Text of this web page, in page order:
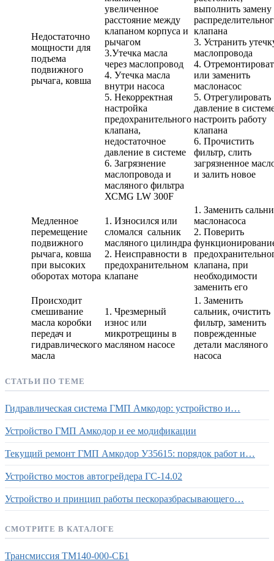
Недостаточно
мощности для
подъема
подвижного
рычага, ковша
увеличенное
расстояние между
клапаном корпуса и
рычагом
3.Утечка масла
через маслопровод
4. Утечка масла
внутри насоса
5. Некорректная
настройка
предохранительного
клапана,
недостаточное
давление в системе
6. Загрязнение
маслопровода и
масляного фильтра
ХСМG LW 300F
выполнить замену
клапана
3. Устранить
маслопровода
4.
или заменить
маслонасос
5. Отрегулировать
давление в
настроить работу
клапана
6. Прочистить
фильтр, слить
загрязненное
и залить новое
Медленное
перемещение
подвижного
рычага, ковша
при высоких
оборотах мотора
1. Износился или
сломался сальник
масляного цилиндра
2. Неисправности в
предохранительном
клапане
1. Заменить
маслонасоса
2. Поверить
клапана, при
необходимости
заменить его
Происходит
смешивание
масла коробки
передач и
гидравлического
масла
1. Чрезмерный
износ или
микротрещины в
масляном насосе
1. Заменить
сальник, очистить
фильтр, заменить
поврежденные
детали масляного
насоса
СТАТЬИ ПО ТЕМЕ
Гидравлическая система ГМП Амкодор: устройство и…
Устройство ГМП Амкодор и ее модификации
Текущий ремонт ГМП Амкодор У35615: порядок работ и…
Устройство мостов автогрейдера ГС-14.02
Устройство и принцип работы пескоразбрасывающего…
СМОТРИТЕ В КАТАЛОГЕ
Трансмиссия ТМ140-000-СБ1